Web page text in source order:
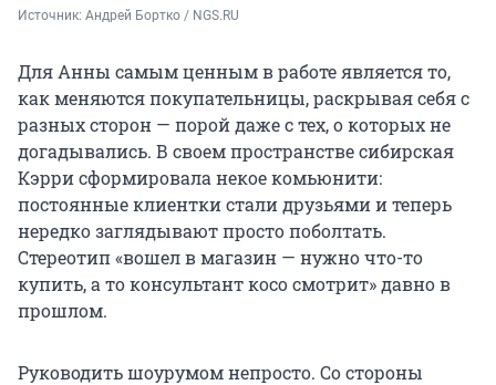
Источник: Андрей Бортко / NGS.RU
Для Анны самым ценным в работе является то,
как меняются покупательницы, раскрывая себя с
разных сторон — порой даже с тех, о которых не
догадывались. В своем пространстве сибирская
Кэрри сформировала некое комьюнити:
постоянные клиентки стали друзьями и теперь
нередко заглядывают просто поболтать.
Стереотип «вошел в магазин — нужно что-то
купить, а то консультант косо смотрит» давно в
прошлом.
Руководить шоурумом непросто. Со стороны